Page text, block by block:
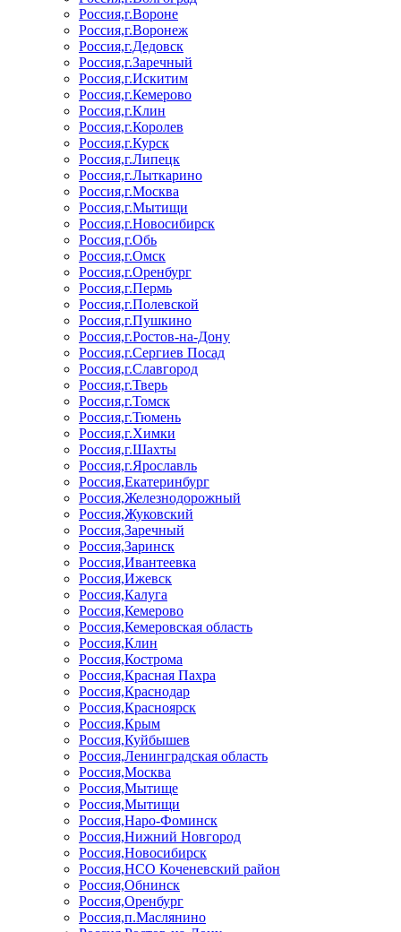
Россия,г.Вороне
Россия,г.Воронеж
Россия,г.Дедовск
Россия,г.Заречный
Россия,г.Искитим
Россия,г.Кемерово
Россия,г.Клин
Россия,г.Королев
Россия,г.Курск
Россия,г.Липецк
Россия,г.Лыткарино
Россия,г.Москва
Россия,г.Мытищи
Россия,г.Новосибирск
Россия,г.Обь
Россия,г.Омск
Россия,г.Оренбург
Россия,г.Пермь
Россия,г.Полевской
Россия,г.Пушкино
Россия,г.Ростов-на-Дону
Россия,г.Сергиев Посад
Россия,г.Славгород
Россия,г.Тверь
Россия,г.Томск
Россия,г.Тюмень
Россия,г.Химки
Россия,г.Шахты
Россия,г.Ярославль
Россия,Екатеринбург
Россия,Железнодорожный
Россия,Жуковский
Россия,Заречный
Россия,Заринск
Россия,Ивантеевка
Россия,Ижевск
Россия,Калуга
Россия,Кемерово
Россия,Кемеровская область
Россия,Клин
Россия,Кострома
Россия,Красная Пахра
Россия,Краснодар
Россия,Красноярск
Россия,Крым
Россия,Куйбышев
Россия,Ленинградская область
Россия,Москва
Россия,Мытище
Россия,Мытищи
Россия,Наро-Фоминск
Россия,Нижний Новгород
Россия,Новосибирск
Россия,НСО Коченевский район
Россия,Обнинск
Россия,Оренбург
Россия,п.Маслянино